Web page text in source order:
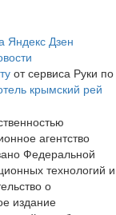
Яндекс Дзен
от сервиса Руки по
крымский рей
агентство
Федеральной
технологий и
о
издание